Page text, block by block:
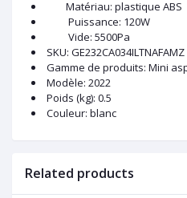
Matériau: plastique ABS
Puissance: 120W
Vide: 5500Pa
SKU: GE232CA034ILTNAFAMZ
Gamme de produits: Mini
Modèle: 2022
Poids (kg): 0.5
Couleur: blanc
Related products